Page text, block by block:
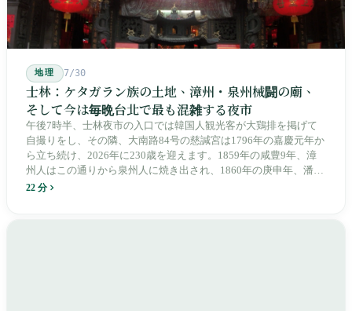
地理 7/30
士林：ケタガラン族の土地、漳州・泉州械闘の廟、
そして今は毎晩台北で最も混雑する夜市
午後7時半、士林夜市の入口では韓国人観光客が大鶏排を掲げて
自撮りをし、その隣、大南路84号の慈諴宮は1796年の嘉慶元年か
ら立ち続け、2026年に230歳を迎えます。1859年の咸豊9年、漳
州人はこの通りから泉州人に焼き出され、1860年の庚申年、潘永
清は下樹林に大東路・大南路・大西路・大北路という四本の整然
22 分